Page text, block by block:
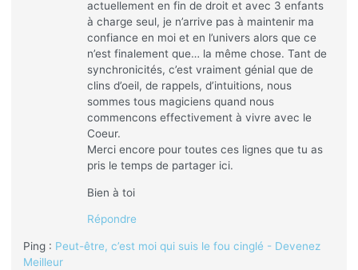
actuellement en fin de droit et avec 3 enfants
à charge seul, je n’arrive pas à maintenir ma
confiance en moi et en l’univers alors que ce
n’est finalement que… la même chose. Tant de
synchronicités, c’est vraiment génial que de
clins d’oeil, de rappels, d’intuitions, nous
sommes tous magiciens quand nous
commencons effectivement à vivre avec le
Coeur.
Merci encore pour toutes ces lignes que tu as
pris le temps de partager ici.
Bien à toi
Répondre
Ping : Peut-être, c’est moi qui suis le fou cinglé - Devenez
Meilleur